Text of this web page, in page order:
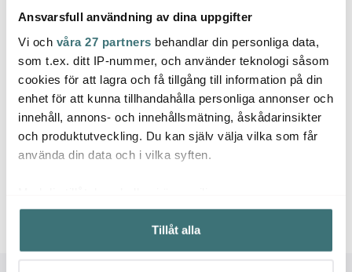
Ansvarsfull användning av dina uppgifter
Vi och våra 27 partners behandlar din personliga data,
som t.ex. ditt IP-nummer, och använder teknologi såsom
cookies för att lagra och få tillgång till information på din
enhet för att kunna tillhandahålla personliga annonser och
innehåll, annons- och innehållsmätning, åskådarinsikter
och produktutveckling. Du kan själv välja vilka som får
använda din data och i vilka syften.
Samla in information om din geografiska plats som
kan ha en noggrannhet på upp till flera meter
Identifiera din enhet genom att aktivt skanna den för
Tillåt alla
Låt dig inspireras av våra kunder
Relaterade sidor